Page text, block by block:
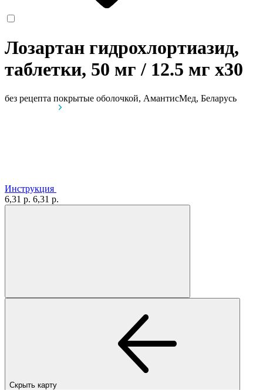
Лозартан гидрохлортиазид,
таблетки, 50 мг / 12.5 мг x30
без рецепта покрытые оболочкой, АмантисМед, Беларусь
Инструкция
6,31 р. 6,31 р.
Скрыть карту